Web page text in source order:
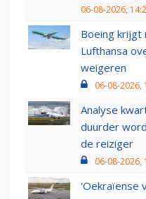
06-08-2026,
Boeing krijgt
Lufthansa
weigeren
06-08-2026,
Analyse
duurder
de reiziger
06-08-2026,
'Oekraïense